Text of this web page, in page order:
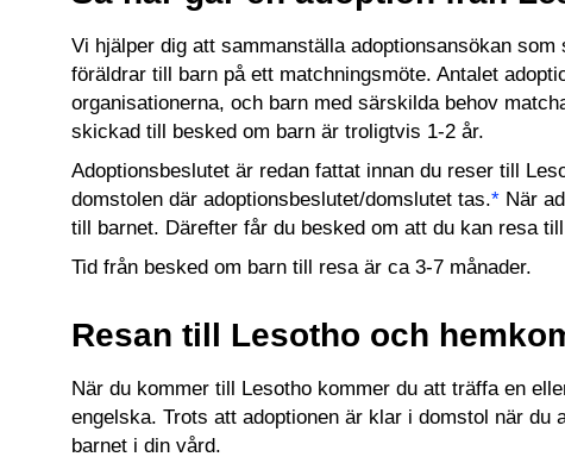
Vi hjälper dig att sammanställa adoptionsansökan
föräldrar till barn på ett matchningsmöte. Antalet
organisationerna, och barn med särskilda behov
skickad till besked om barn är troligtvis 1-2 år.
Adoptionsbeslutet är redan fattat innan du reser till
domstolen där adoptionsbeslutet/domslutet tas.* När
till barnet. Därefter får du besked om att du kan resa
Tid från besked om barn till resa är ca 3-7 månader.
Resan till Lesotho och
När du kommer till Lesotho kommer du att träffa en
engelska. Trots att adoptionen är klar i domstol när
barnet i din vård.